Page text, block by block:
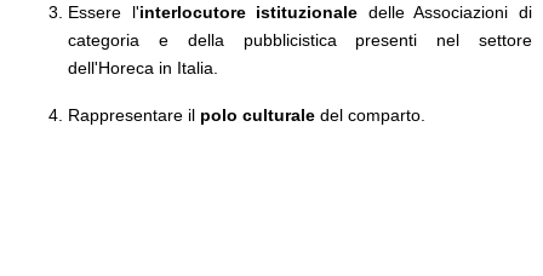
Essere l'interlocutore istituzionale delle Associazioni di
categoria e della pubblicistica presenti nel settore
dell'Horeca in Italia.
Rappresentare il polo culturale del comparto.